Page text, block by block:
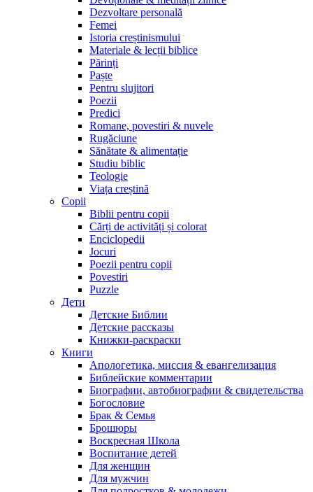
Dezvoltare personală
Femei
Istoria creștinismului
Materiale & lecții biblice
Părinți
Paște
Pentru slujitori
Poezii
Predici
Romane, povestiri & nuvele
Rugăciune
Sănătate & alimentație
Studiu biblic
Teologie
Viața creștină
Copii
Biblii pentru copii
Cărți de activități și colorat
Enciclopedii
Jocuri
Poezii pentru copii
Povestiri
Puzzle
Дети
Детские Библии
Детские рассказы
Книжки-раскраски
Книги
Апологетика, миссия & евангелизация
Библейские комментарии
Биографии, автобиографии & свидетельства
Богословие
Брак & Семья
Брошюры
Воскресная Школа
Воспитание детей
Для женщин
Для мужчин